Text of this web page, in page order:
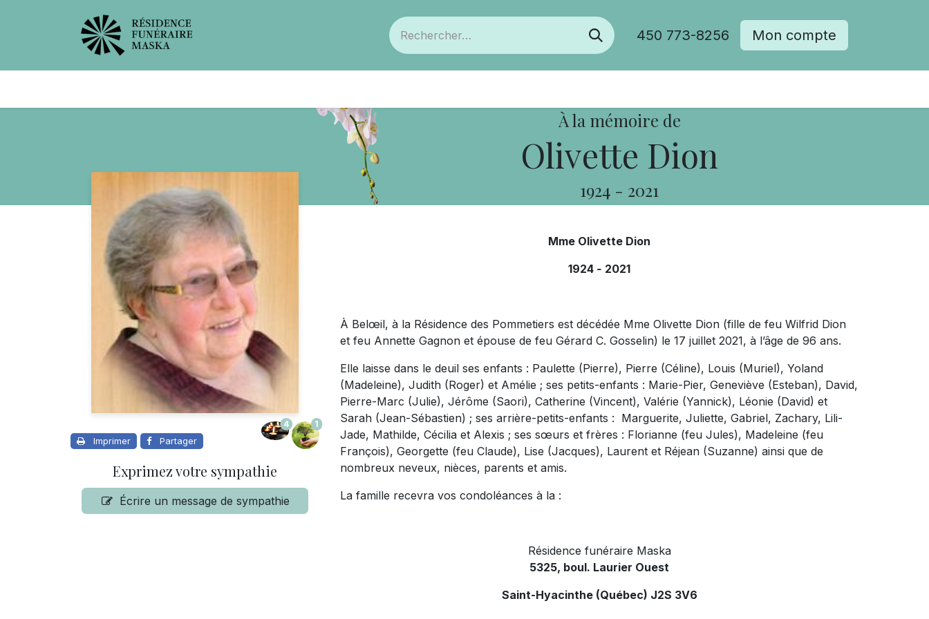
450 773-8256 Mon compte
À la mémoire de
Olivette Dion
1924 - 2021
Imprimer Partager
4 1
Exprimez votre sympathie
Écrire un message de sympathie
Mme Olivette Dion
1924 - 2021
À Belœil, à la Résidence des Pommetiers est décédée Mme Olivette Dion (fille de feu Wilfrid Dion
et feu Annette Gagnon et épouse de feu Gérard C. Gosselin) le 17 juillet 2021, à l’âge de 96 ans.
Elle laisse dans le deuil ses enfants : Paulette (Pierre), Pierre (Céline), Louis (Muriel), Yoland
(Madeleine), Judith (Roger) et Amélie ; ses petits-enfants : Marie-Pier, Geneviève (Esteban), David,
Pierre-Marc (Julie), Jérôme (Saori), Catherine (Vincent), Valérie (Yannick), Léonie (David) et
Sarah (Jean-Sébastien) ; ses arrière-petits-enfants : Marguerite, Juliette, Gabriel, Zachary, Lili-
Jade, Mathilde, Cécilia et Alexis ; ses sœurs et frères : Florianne (feu Jules), Madeleine (feu
François), Georgette (feu Claude), Lise (Jacques), Laurent et Réjean (Suzanne) ainsi que de
nombreux neveux, nièces, parents et amis.
La famille recevra vos condoléances à la :
Résidence funéraire Maska
5325, boul. Laurier Ouest
Saint-Hyacinthe (Québec) J2S 3V6